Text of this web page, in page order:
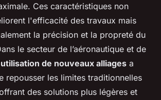
Ces caractéristiques non
l'efficacité des travaux mais
la précision et la propreté du
le secteur de l’aéronautique et de
utilisation de nouveaux alliages a
repousser les limites traditionnelles
des solutions plus légères et